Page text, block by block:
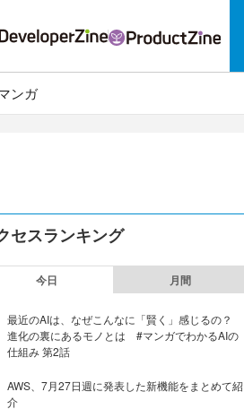
ンガ
セスランキング
今日 月間
最近のAIは、なぜこんなに「賢く」感じるの？
進化の裏にあるモノとは #マンガでわかるAIの
仕組み 第2話
AWS、7月27日週に発表した新機能をまとめて紹
介